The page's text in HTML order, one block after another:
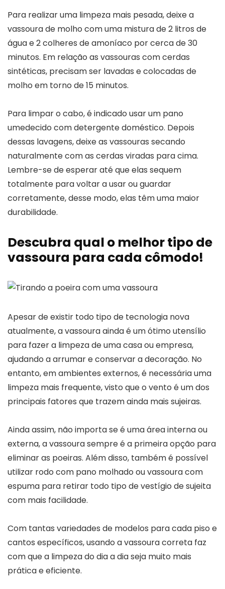
Para realizar uma limpeza mais pesada, deixe a
vassoura de molho com uma mistura de 2 litros de
água e 2 colheres de amoníaco por cerca de 30
minutos. Em relação as vassouras com cerdas
sintéticas, precisam ser lavadas e colocadas de
molho em torno de 15 minutos.
Para limpar o cabo, é indicado usar um pano
umedecido com detergente doméstico. Depois
dessas lavagens, deixe as vassouras secando
naturalmente com as cerdas viradas para cima.
Lembre-se de esperar até que elas sequem
totalmente para voltar a usar ou guardar
corretamente, desse modo, elas têm uma maior
durabilidade.
Descubra qual o melhor tipo de
vassoura para cada cômodo!
Apesar de existir todo tipo de tecnologia nova
atualmente, a vassoura ainda é um ótimo utensílio
para fazer a limpeza de uma casa ou empresa,
ajudando a arrumar e conservar a decoração. No
entanto, em ambientes externos, é necessária uma
limpeza mais frequente, visto que o vento é um dos
principais fatores que trazem ainda mais sujeiras.
Ainda assim, não importa se é uma área interna ou
externa, a vassoura sempre é a primeira opção para
eliminar as poeiras. Além disso, também é possível
utilizar rodo com pano molhado ou vassoura com
espuma para retirar todo tipo de vestígio de sujeita
com mais facilidade.
Com tantas variedades de modelos para cada piso e
cantos específicos, usando a vassoura correta faz
com que a limpeza do dia a dia seja muito mais
prática e eficiente.